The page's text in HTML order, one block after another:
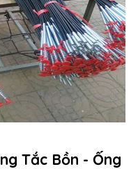
Tắc Bồn - Ống